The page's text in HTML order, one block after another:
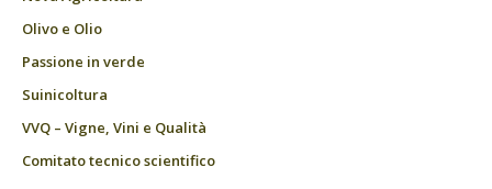
Olivo e Olio
Passione in verde
Suinicoltura
VVQ – Vigne, Vini e Qualità
Comitato tecnico scientifico